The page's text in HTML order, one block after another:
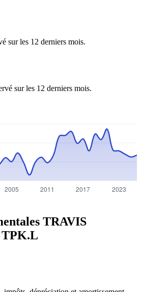
sur les 12 derniers mois.
sur les 12 derniers mois.
TRAVIS
TPK.L